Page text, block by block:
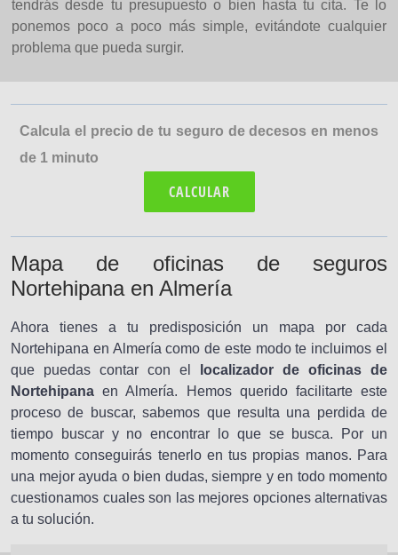
tendrás desde tu presupuesto o bien hasta tu cita. Te lo
ponemos poco a poco más simple, evitándote cualquier
problema que pueda surgir.
Calcula el precio de tu seguro de decesos en menos
de 1 minuto
CALCULAR
Mapa de oficinas de seguros
Nortehipana en Almería
Ahora tienes a tu predisposición un mapa por cada
Nortehipana en Almería como de este modo te incluimos el
que puedas contar con el
localizador de oficinas de
Nortehipana en Almería. Hemos querido facilitarte este
proceso de buscar, sabemos que resulta una perdida de
tiempo buscar y no encontrar lo que se busca. Por un
momento conseguirás tenerlo en tus propias manos. Para
una mejor ayuda o bien dudas, siempre y en todo momento
cuestionamos cuales son las mejores opciones alternativas
a tu solución.